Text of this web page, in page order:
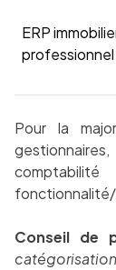
ERP
professionnel
Pour la
Conseil de